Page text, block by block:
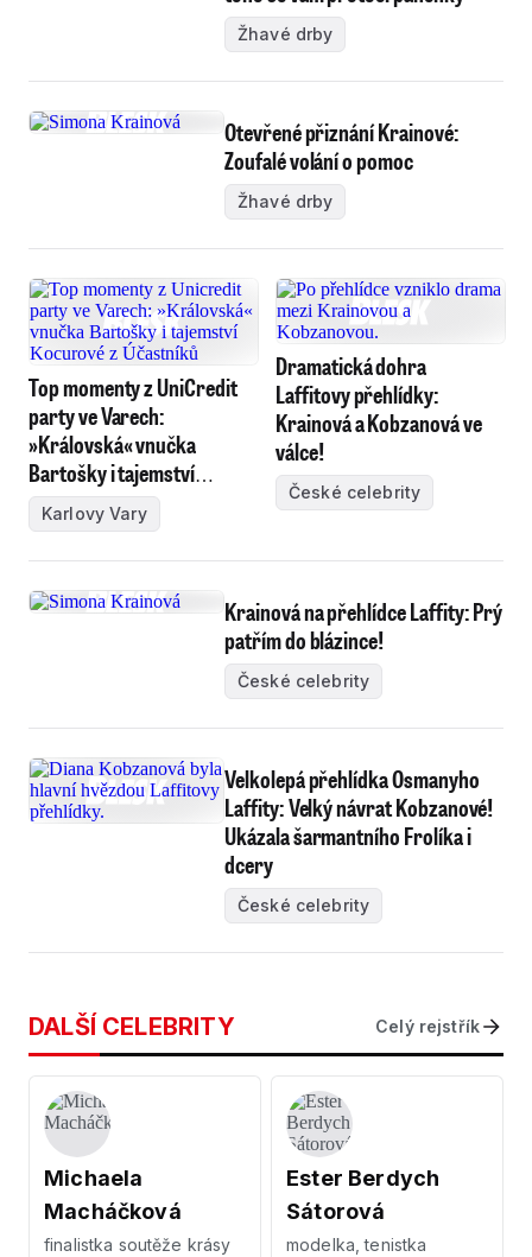
Žhavé drby
Otevřené přiznání Krainové:
Zoufalé volání o pomoc
Žhavé drby
Top momenty z UniCredit
party ve Varech:
»Královská« vnučka
Bartošky i tajemství
Kocurové z Účastníků
Karlovy Vary
Dramatická dohra
Laffitovy přehlídky:
Krainová a Kobzanová ve
válce!
České celebrity
Krainová na přehlídce Laffity: Prý
patřím do blázince!
České celebrity
Velkolepá přehlídka Osmanyho
Laffity: Velký návrat Kobzanové!
Ukázala šarmantního Frolíka i
dcery
České celebrity
DALŠÍ CELEBRITY Celý rejstřík
Michaela
Macháčková
finalistka soutěže krásy
Ester Berdych
Sátorová
modelka, tenistka